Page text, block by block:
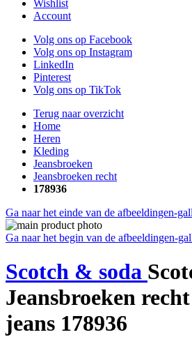
Wishlist
Account
Volg ons op Facebook
Volg ons op Instagram
LinkedIn
Pinterest
Volg ons op TikTok
Terug naar overzicht
Home
Heren
Kleding
Jeansbroeken
Jeansbroeken recht
178936
Ga naar het einde van de afbeeldingen-
Ga naar het begin van de afbeeldingen-
Scotch & soda
Jeansbroeken
jeans 178936